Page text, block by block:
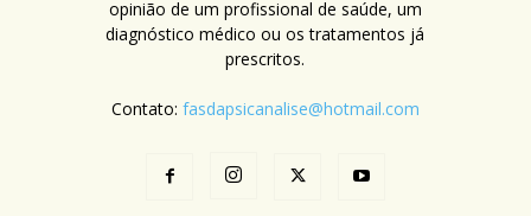
opinião de um profissional de saúde, um
diagnóstico médico ou os tratamentos já
prescritos.
Contato: fasdapsicanalise@hotmail.com